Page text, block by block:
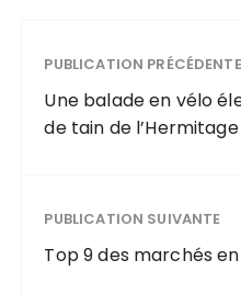
PUBLICATION PRÉCÉDENTE
Une balade en vélo
de tain de l’Hermitage
PUBLICATION SUIVANTE
Top 9 des marchés